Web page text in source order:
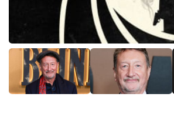
Cool Esport
Pořady
TV Program